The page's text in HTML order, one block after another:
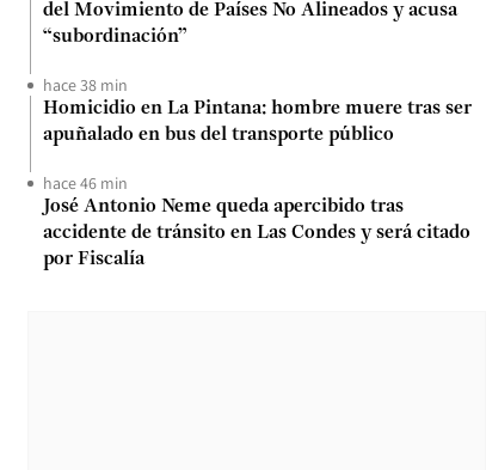
del Movimiento de Países No Alineados y acusa
“subordinación”
hace 38 min
Homicidio en La Pintana: hombre muere tras ser
apuñalado en bus del transporte público
hace 46 min
José Antonio Neme queda apercibido tras
accidente de tránsito en Las Condes y será citado
por Fiscalía